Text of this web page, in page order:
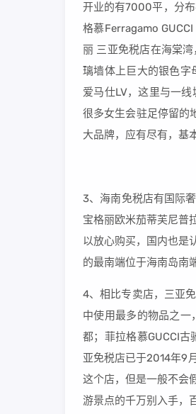
开业的有7000平，分
格慕Ferragamo
丽 三亚免税店在海棠
璃墙体上巨大的银色字
爱马仕LV，这里与一
很多女生会驻足停留的
大品牌，应有尽有，基
3、海南免税店有国际
宝格丽欧米茄蒂芙尼普
以放心购买，国内也是
的最南端位于海南岛南
4、相比专卖店，三亚
中使用最多的物品之一
都；菲拉格慕GUCCI古
亚免税店已于2014年9
这个店，但是一般不会
游景点的千万别入手，